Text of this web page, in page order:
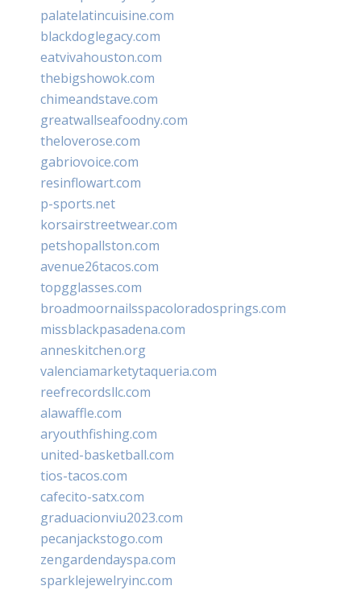
palatelatincuisine.com
blackdoglegacy.com
eatvivahouston.com
thebigshowok.com
chimeandstave.com
greatwallseafoodny.com
theloverose.com
gabriovoice.com
resinflowart.com
p-sports.net
korsairstreetwear.com
petshopallston.com
avenue26tacos.com
topgglasses.com
broadmoornailsspacoloradosprings.com
missblackpasadena.com
anneskitchen.org
valenciamarketytaqueria.com
reefrecordsllc.com
alawaffle.com
aryouthfishing.com
united-basketball.com
tios-tacos.com
cafecito-satx.com
graduacionviu2023.com
pecanjackstogo.com
zengardendayspa.com
sparklejewelryinc.com